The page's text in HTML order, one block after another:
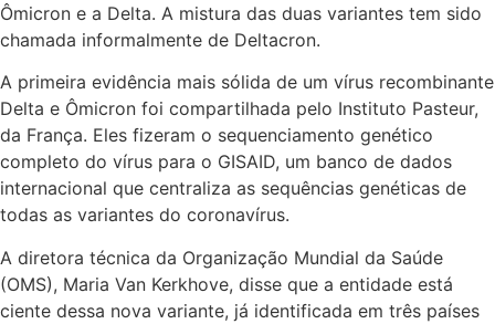
Ômicron e a Delta. A mistura das duas variantes tem sido
chamada informalmente de Deltacron.
A primeira evidência mais sólida de um vírus recombinante
Delta e Ômicron foi compartilhada pelo Instituto Pasteur,
da França. Eles fizeram o sequenciamento genético
completo do vírus para o GISAID, um banco de dados
internacional que centraliza as sequências genéticas de
todas as variantes do coronavírus.
A diretora técnica da Organização Mundial da Saúde
(OMS), Maria Van Kerkhove, disse que a entidade está
ciente dessa nova variante, já identificada em três países